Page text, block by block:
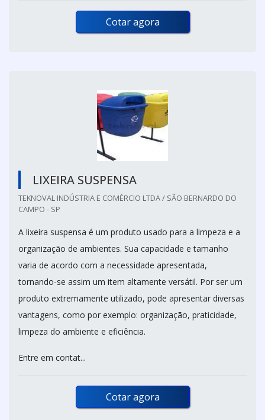
Cotar agora
LIXEIRA SUSPENSA
TEKNOVAL INDÚSTRIA E COMÉRCIO LTDA / SÃO BERNARDO DO
CAMPO - SP
A lixeira suspensa é um produto usado para a limpeza e a
organização de ambientes. Sua capacidade e tamanho
varia de acordo com a necessidade apresentada,
tornando-se assim um item altamente versátil. Por ser um
produto extremamente utilizado, pode apresentar diversas
vantagens, como por exemplo: organização, praticidade,
limpeza do ambiente e eficiência.
Entre em contat...
Cotar agora